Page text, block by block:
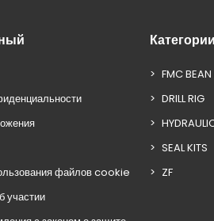
файлов cookie
участии
Категории
FMC
DRILL RIG
SEAL KITS
ZF